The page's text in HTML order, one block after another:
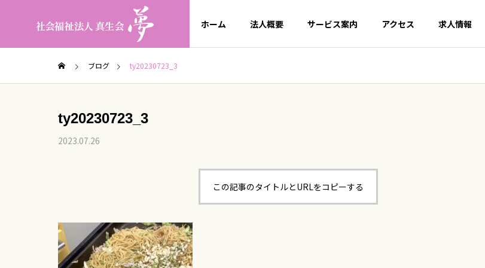
ホーム 法人概要 サービス案内 アクセス 求人情報
ブログ ty20230723_3
ty20230723_3
2023.07.26
この記事のタイトルとURLをコピーする